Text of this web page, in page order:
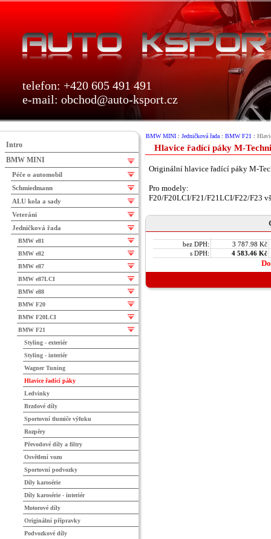
telefon: +420 605 491 491
e-mail: obchod@auto-ksport.cz
BMW MINI : Jedničková řada : BMW F21 :
Hlavice řadící páky M-
Originální hlavice řadící páky M-
Pro modely:
F20/F20LCI/F21/F21LCI/F22/F23
bez DPH:
3 787.98 Kč
s DPH:
4 583.46 Kč
Intro
BMW MINI
Péče o automobil
Schmiedmann
ALU kola a sady
Veteráni
Jedničková řada
BMW e81
BMW e82
BMW e87
BMW e87LCI
BMW e88
BMW F20
BMW F20LCI
BMW F21
Styling - exteriér
Styling - interiér
Wagner Tuning
Hlavice řadící páky
Ledvinky
Brzdové díly
Sportovní tlumiče výfuku
Rozpěry
Převodové díly a filtry
Osvětlení vozu
Sportovní podvozky
Díly karosérie
Díly karosérie - interiér
Motorové díly
Originální přípravky
Podvozkové díly